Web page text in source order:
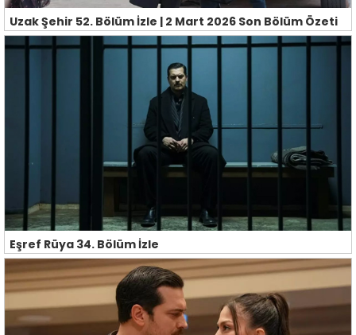
Uzak Şehir 52. Bölüm İzle | 2 Mart 2026 Son Bölüm Özeti
Eşref Rüya 34. Bölüm İzle